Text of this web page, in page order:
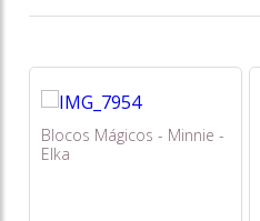
Blocos Mágicos - Minnie -
Elka